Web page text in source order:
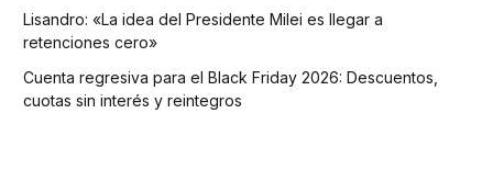
Lisandro: «La idea del Presidente Milei es llegar a
retenciones cero»
Cuenta regresiva para el Black Friday 2026: Descuentos,
cuotas sin interés y reintegros